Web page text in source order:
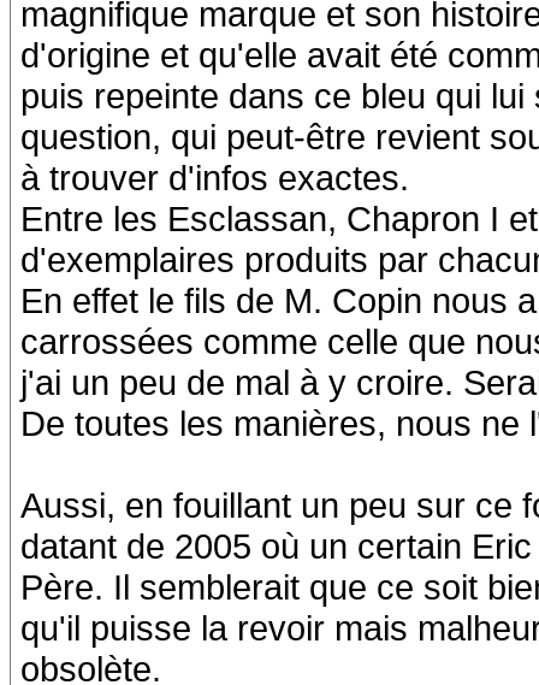
magnifique marque et son
d'origine et qu'elle avait été
puis repeinte dans ce bleu qui
question, qui peut-être revient
à trouver d'infos exactes.
Entre les Esclassan, Chapron I
d'exemplaires produits par
En effet le fils de M. Copin nous
carrossées comme celle que
j'ai un peu de mal à y croire.
De toutes les manières, nous
Aussi, en fouillant un peu sur ce
datant de 2005 où un certain
Père. Il semblerait que ce soit
qu'il puisse la revoir mais
obsolète.